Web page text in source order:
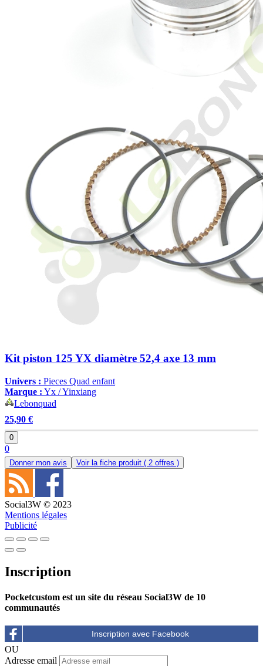
Kit piston 125 YX diamètre 52,4 axe 13 mm
Univers : Pieces Quad enfant
Marque : Yx / Yinxiang
Lebonquad
25,90 €
0
0
Donner mon avis Voir la fiche produit ( 2 offres )
Social3W © 2023
Mentions légales
Publicité
Inscription
Pocketcustom est un site du réseau Social3W de 10
communautés
OU
Adresse email